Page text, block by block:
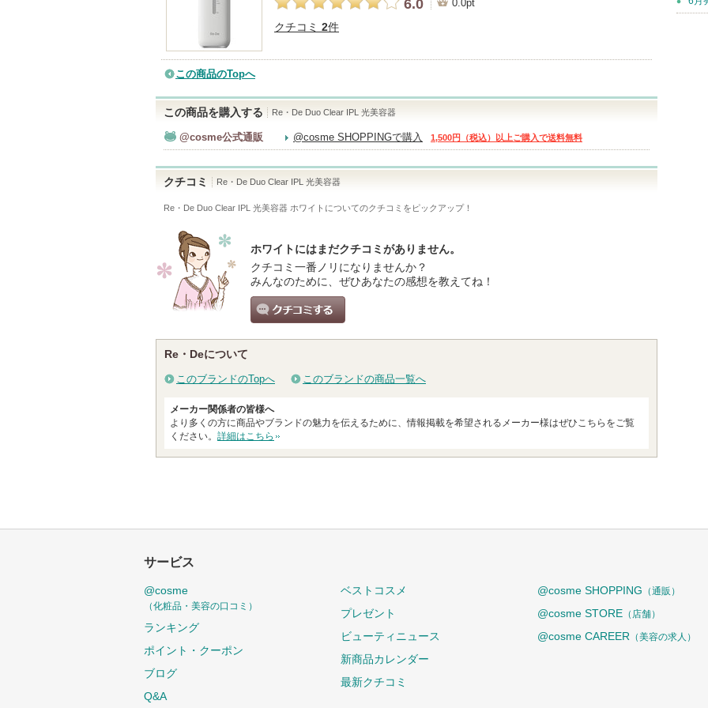
6.0
0.0pt
クチコミ 2件
この商品のTopへ
この商品を購入する Re・De Duo Clear IPL 光美容器
@cosme公式通販 @cosme SHOPPINGで購入 1,500円（税込）以上ご購入で送料無料
クチコミ Re・De Duo Clear IPL 光美容器
Re・De Duo Clear IPL 光美容器 ホワイト についてのクチコミをピックアップ！
ホワイトにはまだクチコミがありません。
クチコミ一番ノリになりませんか？
みんなのために、ぜひあなたの感想を教えてね！
Re・Deについて
このブランドのTopへ このブランドの商品一覧へ
メーカー関係者の皆様へ
より多くの方に商品やブランドの魅力を伝えるために、情報掲載を希望されるメーカー様はぜひこちらをご覧
ください。 詳細はこちら
サービス
@cosme
（化粧品・美容の口コミ）
ランキング
ポイント・クーポン
ブログ
Q&A
ベストコスメ
プレゼント
ビューティニュース
新商品カレンダー
最新クチコミ
@cosme SHOPPING （通販）
@cosme STORE （店舗）
@cosme CAREER （美容の求人）